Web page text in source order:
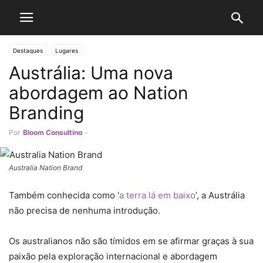
Destaques Lugares
Austrália: Uma nova
abordagem ao Nation
Branding
Por Bloom Consulting -
Australia Nation Brand
Também conhecida como ‘a terra lá em baixo’, a Austrália
não precisa de nenhuma introdução.
Os australianos não são tímidos em se afirmar graças à sua
paixão pela exploração internacional e abordagem